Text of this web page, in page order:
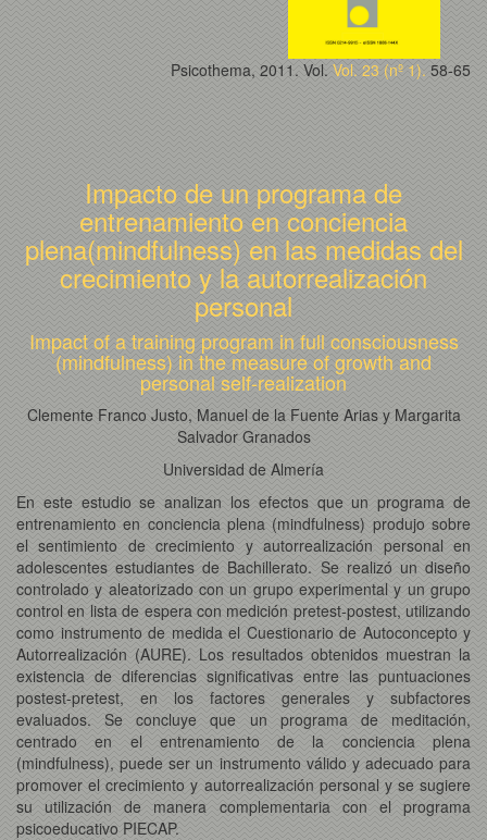
Psicothema, 2011. Vol. Vol. 23 (nº 1). 58-65
Impacto de un programa de
entrenamiento en conciencia
plena(mindfulness) en las medidas del
crecimiento y la autorrealización
personal
Impact of a training program in full consciousness
(mindfulness) in the measure of growth and
personal self-realization
Clemente Franco Justo, Manuel de la Fuente Arias y Margarita
Salvador Granados
Universidad de Almería
En este estudio se analizan los efectos que un programa de
entrenamiento en conciencia plena (mindfulness) produjo sobre
el sentimiento de crecimiento y autorrealización personal en
adolescentes estudiantes de Bachillerato. Se realizó un diseño
controlado y aleatorizado con un grupo experimental y un grupo
control en lista de espera con medición pretest-postest, utilizando
como instrumento de medida el Cuestionario de Autoconcepto y
Autorrealización (AURE). Los resultados obtenidos muestran la
existencia de diferencias significativas entre las puntuaciones
postest-pretest, en los factores generales y subfactores
evaluados. Se concluye que un programa de meditación,
centrado en el entrenamiento de la conciencia plena
(mindfulness), puede ser un instrumento válido y adecuado para
promover el crecimiento y autorrealización personal y se sugiere
su utilización de manera complementaria con el programa
psicoeducativo PIECAP.